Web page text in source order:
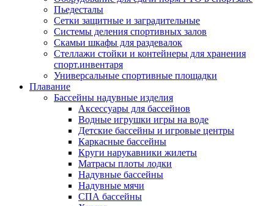
Пьедесталы
Сетки защитные и заградительные
Системы деления спортивных залов
Скамьи шкафы для раздевалок
Стеллажи стойки и контейнеры для хранения
спорт.инвентаря
Универсальные спортивные площадки
Плавание
Бассейны надувные изделия
Аксессуары для бассейнов
Водные игрушки игры на воде
Детские бассейны и игровые центры
Каркасные бассейны
Круги нарукавники жилеты
Матрасы плоты лодки
Надувные бассейны
Надувные мячи
СПА бассейны